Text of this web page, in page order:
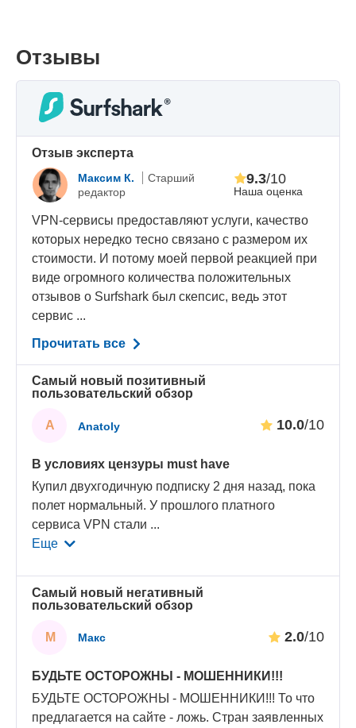
Отзывы
Oтзыв эксперта
Максим К.
Старший
редактор
Наша оценка
9.3/10
VPN-сервисы предоставляют услуги, качество
которых нередко тесно связано с размером их
стоимости. И потому моей первой реакцией при
виде огромного количества положительных
отзывов о Surfshark был скепсис, ведь этот
сервис ...
Прочитать все
Самый новый позитивный
пользовательский обзор
A Anatoly 10.0/10
В условиях цензуры must have
Купил двухгодичную подписку 2 дня назад, пока
полет нормальный. У прошлого платного
сервиса VPN стали ...
Еще
Самый новый негативный
пользовательский обзор
М Макс 2.0/10
БУДЬТЕ ОСТОРОЖНЫ - МОШЕННИКИ!!!
БУДЬТЕ ОСТОРОЖНЫ - МОШЕННИКИ!!! То что
предлагается на сайте - ложь. Стран заявленных